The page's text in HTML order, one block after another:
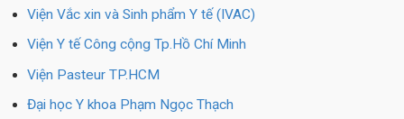
Viện Vắc xin và Sinh phẩm Y tế (IVAC)
Viện Y tế Công cộng Tp.Hồ Chí Minh
Viện Pasteur TP.HCM
Đại học Y khoa Phạm Ngọc Thạch